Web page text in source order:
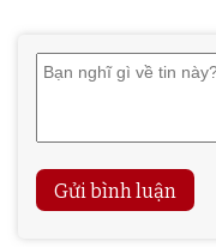
Gửi bình luận